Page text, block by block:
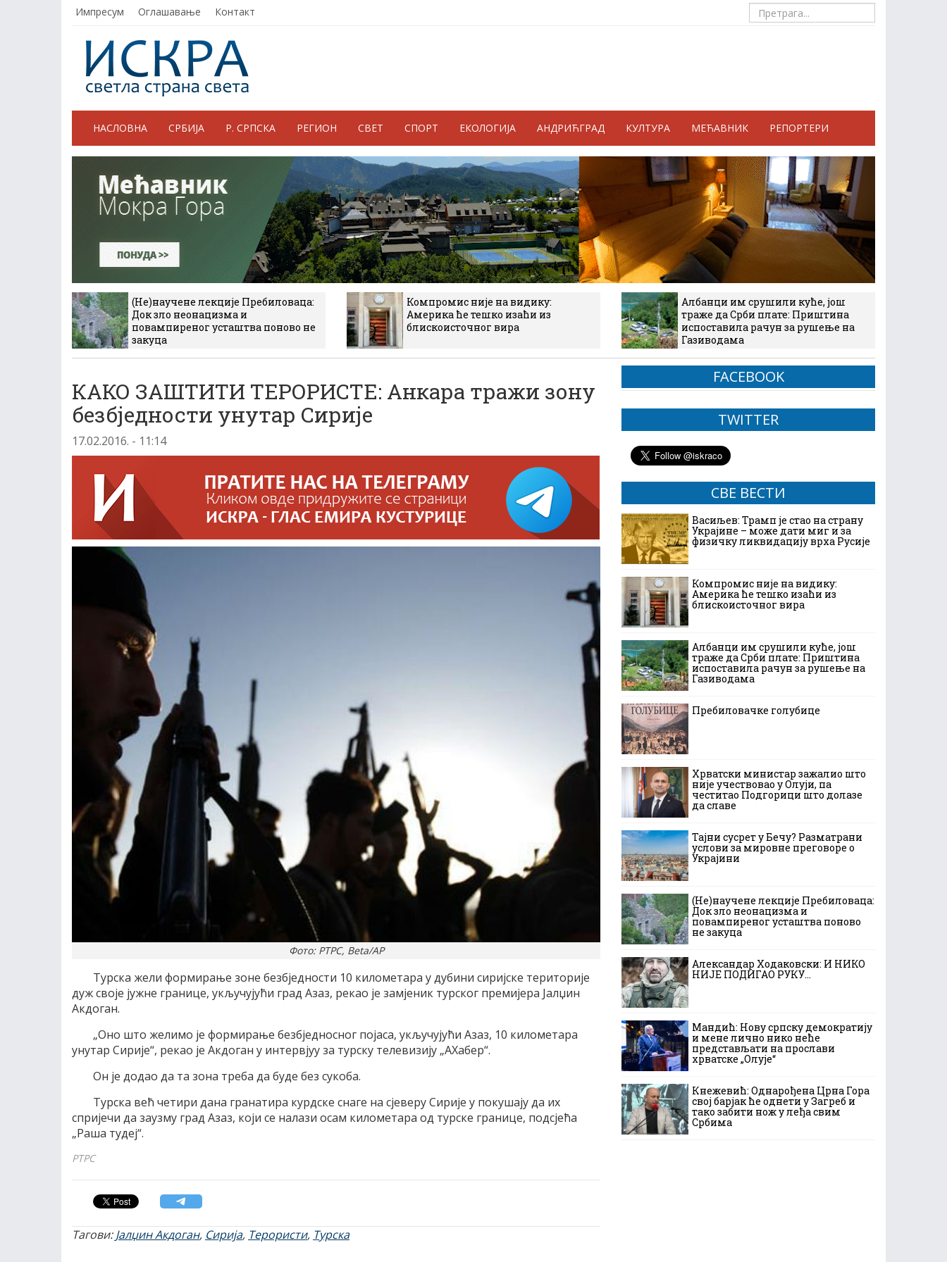
Импресум Оглашавање Контакт
НАСЛОВНА СРБИЈА Р. СРПСКА РЕГИОН СВЕТ СПОРТ ЕКОЛОГИЈА АНДРИЋГРАД КУЛТУРА МЕЋАВНИК РЕПОРТЕРИ
(Не)научене лекције Пребиловаца:
Док зло неонацизма и
повампиреног усташтва поново не
закуца
Компромис није на видику:
Америка ће тешко изаћи из
блискоисточног вира
Албанци им срушили куће, још
траже да Срби плате: Приштина
испоставила рачун за рушење на
Газиводама
КАКО ЗАШТИТИ ТЕРОРИСТЕ: Анкара тражи зону
безбједности унутар Сирије
17.02.2016. - 11:14
Фото: РТРС, Beta/AP
Турска жели формирање зоне безбједности 10 километара у дубини сиријске територије
дуж своје јужне границе, укључујући град Азаз, рекао је замјеник турског премијера Јалџин
Акдоган.
„Оно што желимо је формирање безбједносног појаса, укључујући Азаз, 10 километара
унутар Сирије“, рекао је Акдоган у интервјуу за турску телевизију „АХабер“.
Он је додао да та зона треба да буде без сукоба.
Турска већ четири дана гранатира курдске снаге на сјеверу Сирије у покушају да их
спријечи да заузму град Азаз, који се налази осам километара од турске границе, подсјећа
„Раша тудеј“.
РТРС
Тагови:Јалџин Акдоган, Сирија, Терористи, Турска
FACEBOOK
TWITTER
СВЕ ВЕСТИ
Васиљев: Трамп је стао на страну
Украјине – може дати миг и за
физичку ликвидацију врха Русије
Компромис није на видику:
Америка ће тешко изаћи из
блискоисточног вира
Албанци им срушили куће, још
траже да Срби плате: Приштина
испоставила рачун за рушење на
Газиводама
Пребиловачке голубице
Хрватски министар зажалио што
није учествовао у Олуји, па
честитао Подгорици што долазе
да славе
Тајни сусрет у Бечу? Разматрани
услови за мировне преговоре о
Украјини
(Не)научене лекције Пребиловаца:
Док зло неонацизма и
повампиреног усташтва поново
не закуца
Александар Ходаковски: И НИКО
НИЈЕ ПОДИГАО РУКУ…
Мандић: Нову српску демократију
и мене лично нико неће
представљати на прослави
хрватске „Олује“
Кнежевић: Однарођена Црна Гора
свој барјак ће однети у Загреб и
тако забити нож у леђа свим
Србима